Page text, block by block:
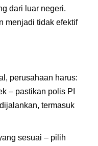
dari luar negeri.
menjadi tidak efektif
perusahaan harus:
– pastikan polis PI
termasuk
sesuai – pilih